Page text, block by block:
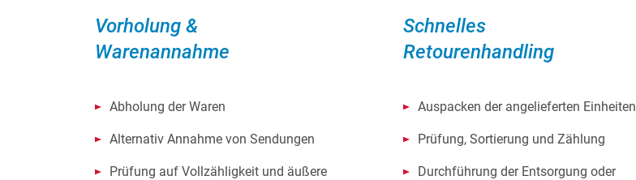
Vorholung &
Warenannahme
Abholung der Waren
Alternativ Annahme von Sendungen
Prüfung auf Vollzähligkeit und äußere
Schnelles
Retourenhandling
Auspacken der angelieferten Einheiten
Prüfung, Sortierung und Zählung
Durchführung der Entsorgung oder